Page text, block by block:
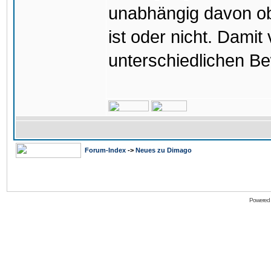
unabhängig davon
ist oder nicht. Damit
unterschiedlichen
Forum-Index -> Neues zu Dimago